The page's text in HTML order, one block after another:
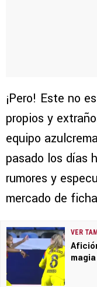
¡Pero! Este no
propios y
equipo
pasado los días
rumores y
mercado de
VER